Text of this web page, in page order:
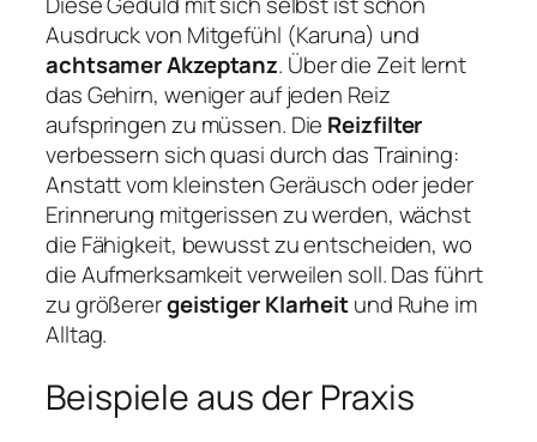
Ausdruck von Mitgefühl (Karuna) und
achtsamer Akzeptanz. Über die Zeit lernt
das Gehirn, weniger auf jeden Reiz
aufspringen zu müssen. Die Reizfilter
verbessern sich quasi durch das Training:
Anstatt vom kleinsten Geräusch oder jeder
Erinnerung mitgerissen zu werden, wächst
die Fähigkeit, bewusst zu entscheiden, wo
die Aufmerksamkeit verweilen soll. Das führt
zu größerergeistiger Klarheitund Ruhe im
Alltag.
Beispiele aus der Praxis